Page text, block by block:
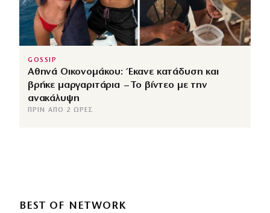
GOSSIP
Αθηνά Οικονομάκου: Έκανε κατάδυση και
βρήκε μαργαριτάρια – Το βίντεο με την
ανακάλυψη
ΠΡΙΝ ΑΠΌ 2 ΏΡΕΣ
BEST OF NETWORK